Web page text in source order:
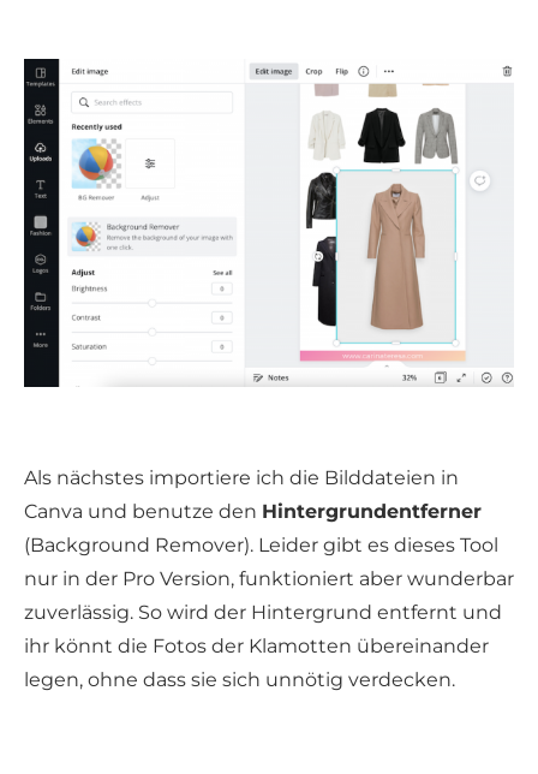
Als nächstes importiere ich die Bilddateien in
Canva und benutze den Hintergrundentferner
(Background Remover). Leider gibt es dieses Tool
nur in der Pro Version, funktioniert aber wunderbar
zuverlässig. So wird der Hintergrund entfernt und
ihr könnt die Fotos der Klamotten übereinander
legen, ohne dass sie sich unnötig verdecken.